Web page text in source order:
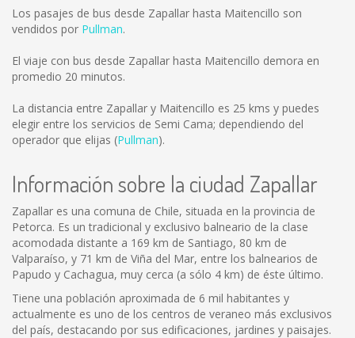
Los pasajes de bus desde Zapallar hasta Maitencillo son
vendidos por Pullman.
El viaje con bus desde Zapallar hasta Maitencillo demora en
promedio 20 minutos.
La distancia entre Zapallar y Maitencillo es 25 kms y puedes
elegir entre los servicios de Semi Cama; dependiendo del
operador que elijas (Pullman).
Información sobre la ciudad Zapallar
Zapallar es una comuna de Chile, situada en la provincia de
Petorca. Es un tradicional y exclusivo balneario de la clase
acomodada distante a 169 km de Santiago, 80 km de
Valparaíso, y 71 km de Viña del Mar, entre los balnearios de
Papudo y Cachagua, muy cerca (a sólo 4 km) de éste último.
Tiene una población aproximada de 6 mil habitantes y
actualmente es uno de los centros de veraneo más exclusivos
del país, destacando por sus edificaciones, jardines y paisajes.